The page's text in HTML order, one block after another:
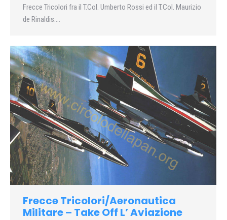
Frecce Tricolori fra il T.Col. Umberto Rossi ed il T.Col. Maurizio
de Rinaldis….
Frecce Tricolori/Aeronautica
Militare – Take Off L’ Aviazione